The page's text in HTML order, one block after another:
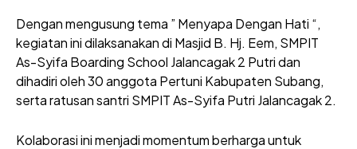
Dengan mengusung tema ” Menyapa Dengan Hati “,
kegiatan ini dilaksanakan di Masjid B. Hj. Eem, SMPIT
As-Syifa Boarding School Jalancagak 2 Putri dan
dihadiri oleh 30 anggota Pertuni Kabupaten Subang,
serta ratusan santri SMPIT As-Syifa Putri Jalancagak 2.
Kolaborasi ini menjadi momentum berharga untuk